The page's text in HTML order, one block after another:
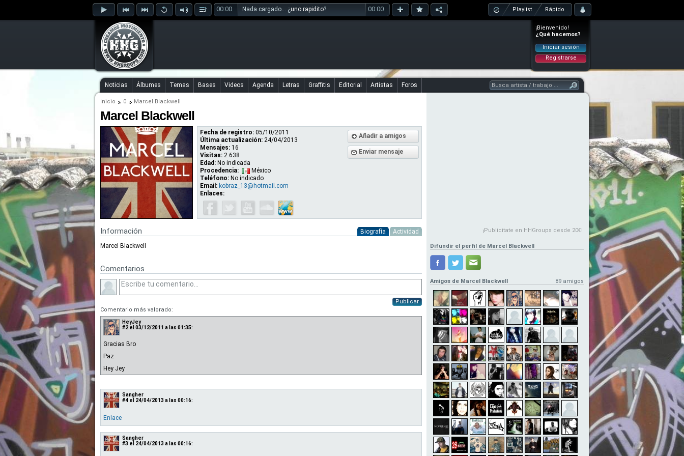
00:00 Nada cargado... ¿uno rapidito? 00:00 Playlist Rápido
¡Bienvenido!
¿Qué hacemos?
Iniciar sesión
Registrarse
Noticias Álbumes Temas Bases Videos Agenda Letras Graffitis Editorial Artistas Foros
Inicio 0 Marcel Blackwell
Marcel Blackwell
Añadir a amigos
Enviar mensaje
Fecha de registro: 05/10/2011
Última actualización: 24/04/2013
Mensajes: 16
Visitas: 2.638
Edad: No indicada
Procedencia:
México
Teléfono: No indicado
Email: kobraz_13@hotmail.com
Enlaces:
Información Biografía
Actividad
Marcel Blackwell
Comentarios
Publicar
Comentario más valorado:
HeyJey
#2 el 03/12/2011 a las 01:35:
Gracias Bro
Paz
Hey Jey
Sangher
#4 el 24/04/2013 a las 00:16:
Enlace
Sangher
#3 el 24/04/2013 a las 00:16:
¡Publicítate en HHGroups desde 20€!
Difundir el perfil de Marcel Blackwell
Amigos de Marcel Blackwell 89 amigos